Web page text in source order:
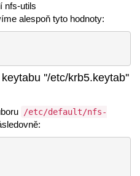
nfs-utils
alespoň tyto hodnoty:
''/etc/krb5.keytab''
/etc/default/nfs-